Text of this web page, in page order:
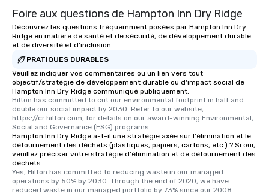
Foire aux questions de Hampton Inn Dry Ridge
Découvrez les questions fréquemment posées par Hampton Inn Dry
Ridge en matière de santé et de sécurité, de développement durable
et de diversité et d'inclusion.
PRATIQUES DURABLES
Veuillez indiquer vos commentaires ou un lien vers tout
objectif/stratégie de développement durable ou d'impact social de
Hampton Inn Dry Ridge communiqué publiquement.
Hilton has committed to cut our environmental footprint in half and
double our social impact by 2030. Refer to our website,
https://cr.hilton.com, for details on our award-winning Environmental,
Social and Governance (ESG) programs.
Hampton Inn Dry Ridge a-t-il une stratégie axée sur l'élimination et le
détournement des déchets (plastiques, papiers, cartons, etc.) ? Si oui,
veuillez préciser votre stratégie d'élimination et de détournement des
déchets.
Yes, Hilton has committed to reducing waste in our managed
operations by 50% by 2030. Through the end of 2020, we have
reduced waste in our managed portfolio by 73% since our 2008